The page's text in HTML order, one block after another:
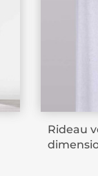
Rideau